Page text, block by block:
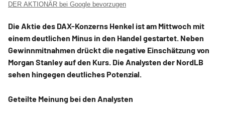
DER AKTIONÄR bei Google bevorzugen
Die Aktie des DAX-Konzerns Henkel ist am Mittwoch mit
einem deutlichen Minus in den Handel gestartet. Neben
Gewinnmitnahmen drückt die negative Einschätzung von
Morgan Stanley auf den Kurs. Die Analysten der NordLB
sehen hingegen deutliches Potenzial.
Geteilte Meinung bei den Analysten